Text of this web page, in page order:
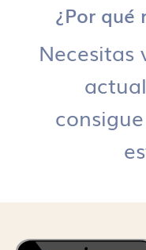
¿Por qué
Necesitas